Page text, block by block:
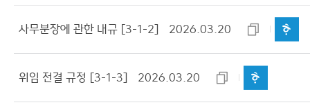
사무분장에 관한 내규 [3-1-2] 2026.03.20
위임 전결 규정 [3-1-3] 2026.03.20